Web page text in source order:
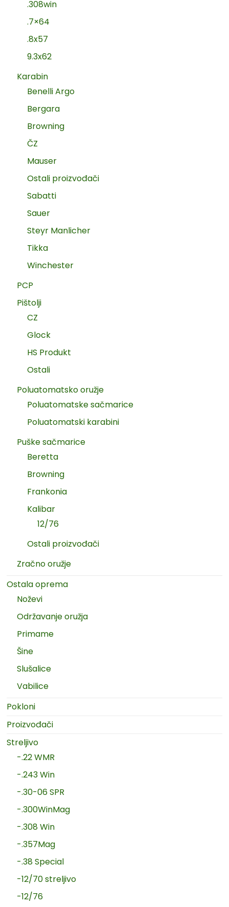
.308win
.7×64
.8x57
9.3x62
Karabin
Benelli Argo
Bergara
Browning
ČZ
Mauser
Ostali proizvođači
Sabatti
Sauer
Steyr Manlicher
Tikka
Winchester
PCP
Pištolji
CZ
Glock
HS Produkt
Ostali
Poluatomatsko oružje
Poluatomatske sačmarice
Poluatomatski karabini
Puške sačmarice
Beretta
Browning
Frankonia
Kalibar
12/76
Ostali proizvođači
Zračno oružje
Ostala oprema
Noževi
Održavanje oružja
Primame
Šine
Slušalice
Vabilice
Pokloni
Proizvođači
Streljivo
-.22 WMR
-.243 Win
-.30-06 SPR
-.300WinMag
-.308 Win
-.357Mag
-.38 Special
-12/70 streljivo
-12/76